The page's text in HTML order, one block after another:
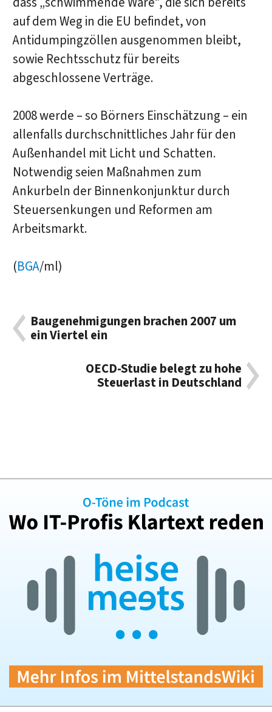
auf dem Weg in die EU befindet, von
Antidumpingzöllen ausgenommen bleibt,
sowie Rechtsschutz für bereits
abgeschlossene Verträge.
2008 werde – so Börners Einschätzung – ein
allenfalls durchschnittliches Jahr für den
Außenhandel mit Licht und Schatten.
Notwendig seien Maßnahmen zum
Ankurbeln der Binnenkonjunktur durch
Steuersenkungen und Reformen am
Arbeitsmarkt.
(BGA/ml)
Baugenehmigungen brachen 2007 um
ein Viertel ein
OECD-Studie belegt zu hohe
Steuerlast in Deutschland